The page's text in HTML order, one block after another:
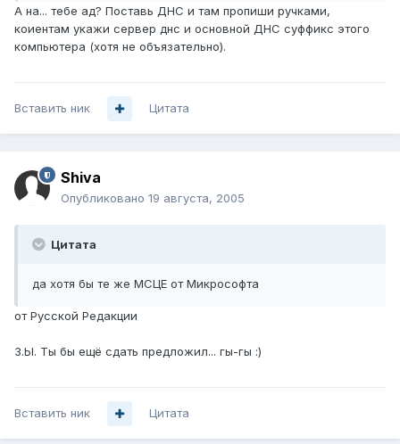
А на... тебе ад? Поставь ДНС и там пропиши ручками,
коиентам укажи сервер днс и основной ДНС суффикс этого
компьютера (хотя не объязательно).
Вставить ник Цитата
Shiva
Опубликовано 19 августа, 2005
Цитата
да хотя бы те же МСЦЕ от Микрософта
от Русской Редакции
З.Ы. Ты бы ещё сдать предложил... гы-гы :)
Вставить ник Цитата